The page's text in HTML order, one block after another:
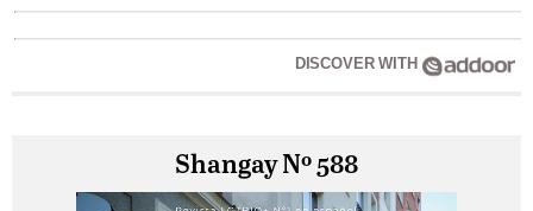
DISCOVER WITH
Shangay Nº 588